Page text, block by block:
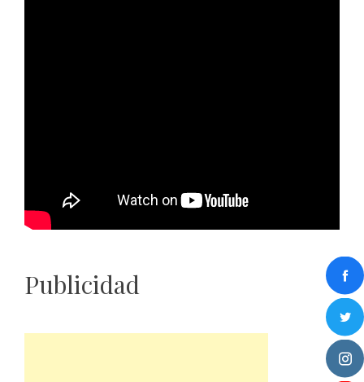
Publicidad